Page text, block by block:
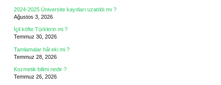
2024-2025 Üniversite kayıtları uzatıldı mı ?
Ağustos 3, 2026
İçli köfte Türklerin mi ?
Temmuz 30, 2026
Tamlamalar hâl eki mi ?
Temmuz 28, 2026
Kozmetik bilimi nedir ?
Temmuz 26, 2026